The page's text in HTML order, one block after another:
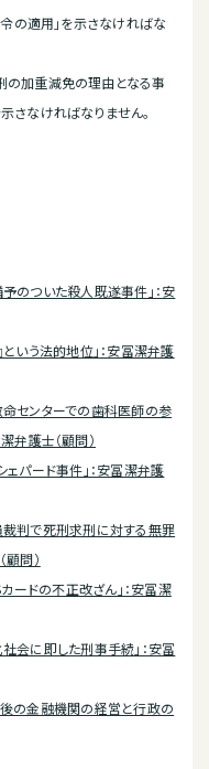
令の適用」を示さなければな
の加重減免の理由となる事
さなければなりません。
のついた殺人既遂事件」：安
いう法的地位」：安冨潔弁護
センターでの歯科医師の参
弁護士（顧問）
パード事件」：安冨潔弁護
裁判で死刑求刑に対する無罪
問）
ードの不正改ざん」：安冨潔
会に即した刑事手続」：安冨
の金融機関の経営と行政の